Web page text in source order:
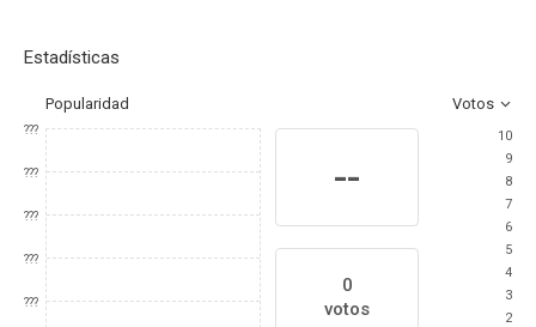
Estadísticas
Popularidad Votos
???
???
???
???
???
--
0
votos
10
9
8
7
6
5
4
3
2